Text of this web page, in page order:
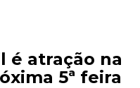
é atração na
5ª feira